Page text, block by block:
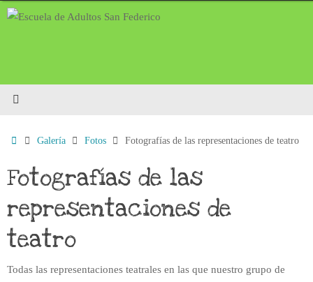
Saltar
InicioGalería Fotos Fotografías de las representaciones de teatro
Fotografías de las
representaciones de
teatro
Todas las representaciones teatrales en las que nuestro grupo de